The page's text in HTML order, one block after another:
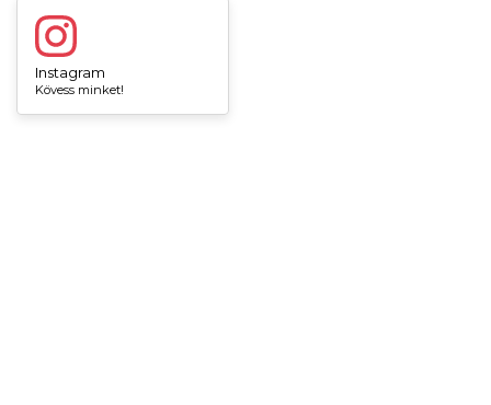
Instagram
Kövess minket!